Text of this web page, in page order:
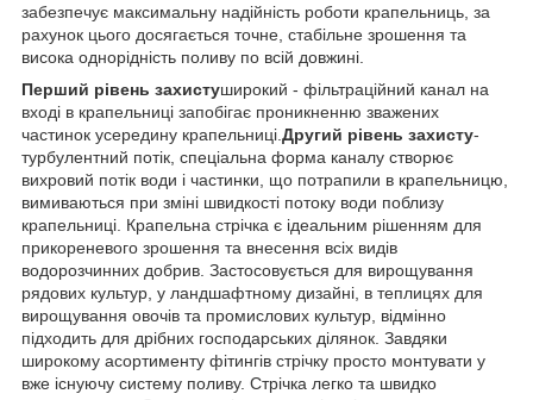
забезпечує максимальну надійність роботи крапельниць, за
рахунок цього досягається точне, стабільне зрошення та
висока однорідність поливу по всій довжині.
Перший рівень захистуширокий - фільтраційний канал на
вході в крапельниці запобігає проникненню зважених
частинок усередину крапельниці. Другий рівень захисту-
турбулентний потік, спеціальна форма каналу створює
вихровий потік води і частинки, що потрапили в крапельницю,
вимиваються при зміні швидкості потоку води поблизу
крапельниці. Крапельна стрічка є ідеальним рішенням для
прикореневого зрошення та внесення всіх видів
водорозчинних добрив. Застосовується для вирощування
рядових культур, у ландшафтному дизайні, в теплицях для
вирощування овочів та промислових культур, відмінно
підходить для дрібних господарських ділянок. Завдяки
широкому асортименту фітингів стрічку просто монтувати у
вже існуючу систему поливу. Стрічка легко та швидко